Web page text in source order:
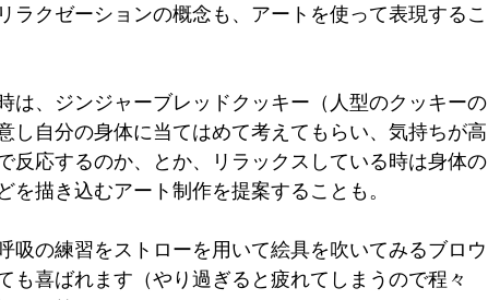
ラクゼーションの概念も、アートを使って表現するこ
は、ジンジャーブレッドクッキー（人型のクッキーの
し自分の身体に当てはめて考えてもらい、気持ちが高
反応するのか、とか、リラックスしている時は身体の
描き込むアート制作を提案することも。
吸の練習をストローを用いて絵具を吹いてみるブロウ
も喜ばれます（やり過ぎると疲れてしまうので程々